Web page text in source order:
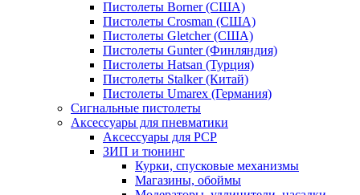
Пистолеты Borner (США)
Пистолеты Crosman (США)
Пистолеты Gletcher (США)
Пистолеты Gunter (Финляндия)
Пистолеты Hatsan (Турция)
Пистолеты Stalker (Китай)
Пистолеты Umarex (Германия)
Сигнальные пистолеты
Аксессуары для пневматики
Аксессуары для PCP
ЗИП и тюнинг
Курки, спусковые механизмы
Магазины, обоймы